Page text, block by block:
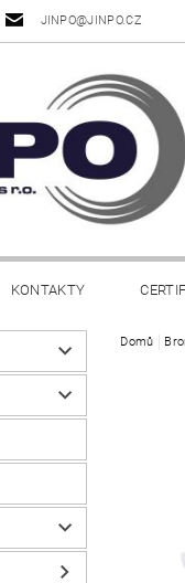
JINPO@JINPO.CZ
KONTAKTY
Domů